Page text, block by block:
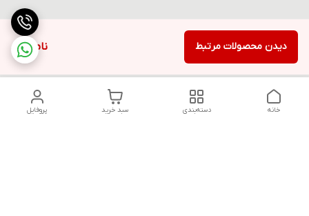
ناموجود دیدن محصولات مرتبط
پروفایل سبد خرید دسته‌بندی خانه